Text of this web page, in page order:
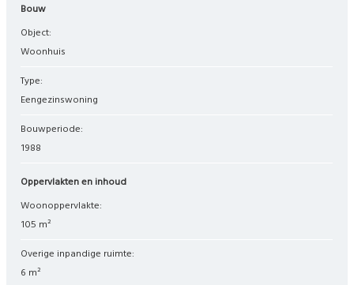
Bouw
Object:
woonhuis
Type:
eengezinswoning
Bouwperiode:
1988
Oppervlakten en inhoud
Woonoppervlakte:
105 m²
Overige inpandige ruimte:
6 m²